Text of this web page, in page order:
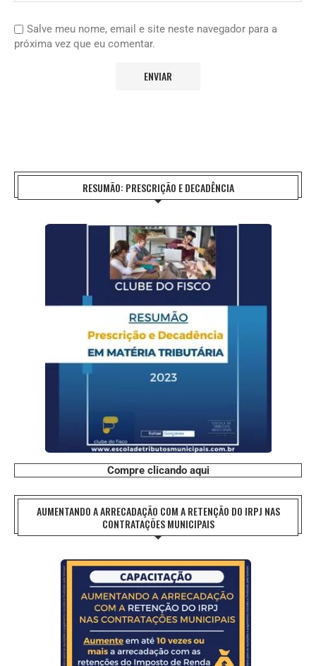
Salve meu nome, email e site neste navegador para a
próxima vez que eu comentar.
RESUMÃO: PRESCRIÇÃO E DECADÊNCIA
Compre clicando aqui
AUMENTANDO A ARRECADAÇÃO COM A RETENÇÃO DO IRPJ NAS
CONTRATAÇÕES MUNICIPAIS